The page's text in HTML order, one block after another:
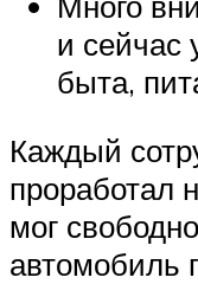
и сейчас
быта,
Каждый
проработал
мог
автомобиль